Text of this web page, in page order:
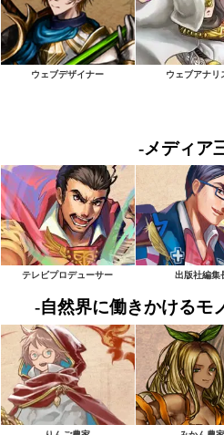
ウェブデザイナー ウェブアナリ
-メディア
テレビプロデューサー 出版社編集
-自然界に働きかけるモ